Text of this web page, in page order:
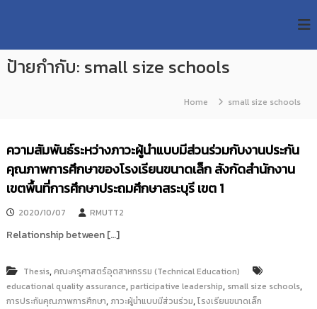
p
U
T
e
a
r
c
h
R
p
o
วิ
ท
ท
โ
น
ล
ร
ม
ง
ค
ป้ายกำกับ: small size schools
Home small size schools
ความสัมพันธ์ระหว่างภาวะผู้นำแบบมีส่วนร่วมกับงานประกัน
คุณภาพการศึกษาของโรงเรียนขนาดเล็ก สังกัดสำนักงาน
เขตพื้นที่การศึกษาประถมศึกษาสระบุรี เขต 1
2020/10/07 RMUTT2
Relationship between […]
Thesis,คณะครุศาสตร์อุตสาหกรรม (Technical Education)
educational quality assurance,participative leadership, small size schools,
การประกันคุณภาพการศึกษา, ภาวะผู้นำแบบมีส่วนร่วม,โรงเรียนขนาดเล็ก